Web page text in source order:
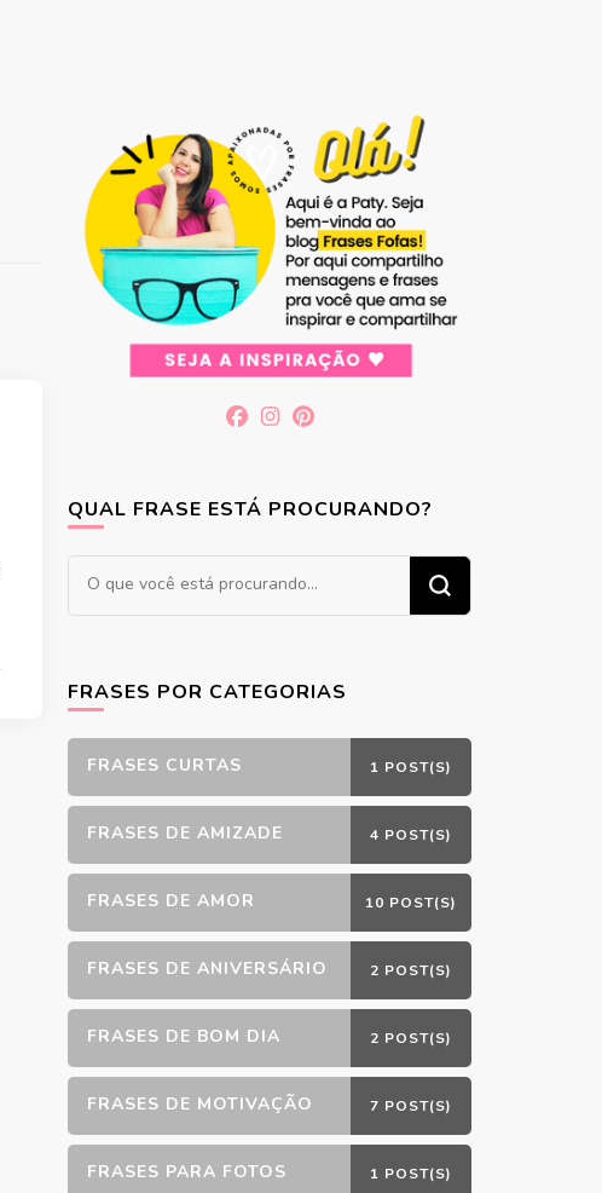
QUAL FRASE ESTÁ PROCURANDO?
Procurando
algo?
FRASES POR CATEGORIAS
FRASES CURTAS 1 POST(S)
FRASES DE AMIZADE 4 POST(S)
FRASES DE AMOR 10 POST(S)
FRASES DE ANIVERSÁRIO 2 POST(S)
FRASES DE BOM DIA 2 POST(S)
FRASES DE MOTIVAÇÃO 7 POST(S)
FRASES PARA FOTOS 1 POST(S)